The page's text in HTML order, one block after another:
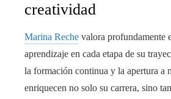
creatividad
Marina Reche valora profundamente
aprendizaje en cada etapa de su
la formación continua y la apertura a
enriquecen no solo su carrera, sino